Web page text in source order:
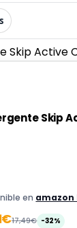
Skip Active
Skip
en amazon
17,49€ -32%